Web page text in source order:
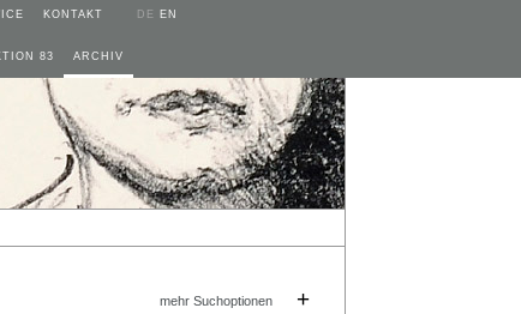
KONTAKT DE EN
83 ARCHIV
mehr Suchoptionen +